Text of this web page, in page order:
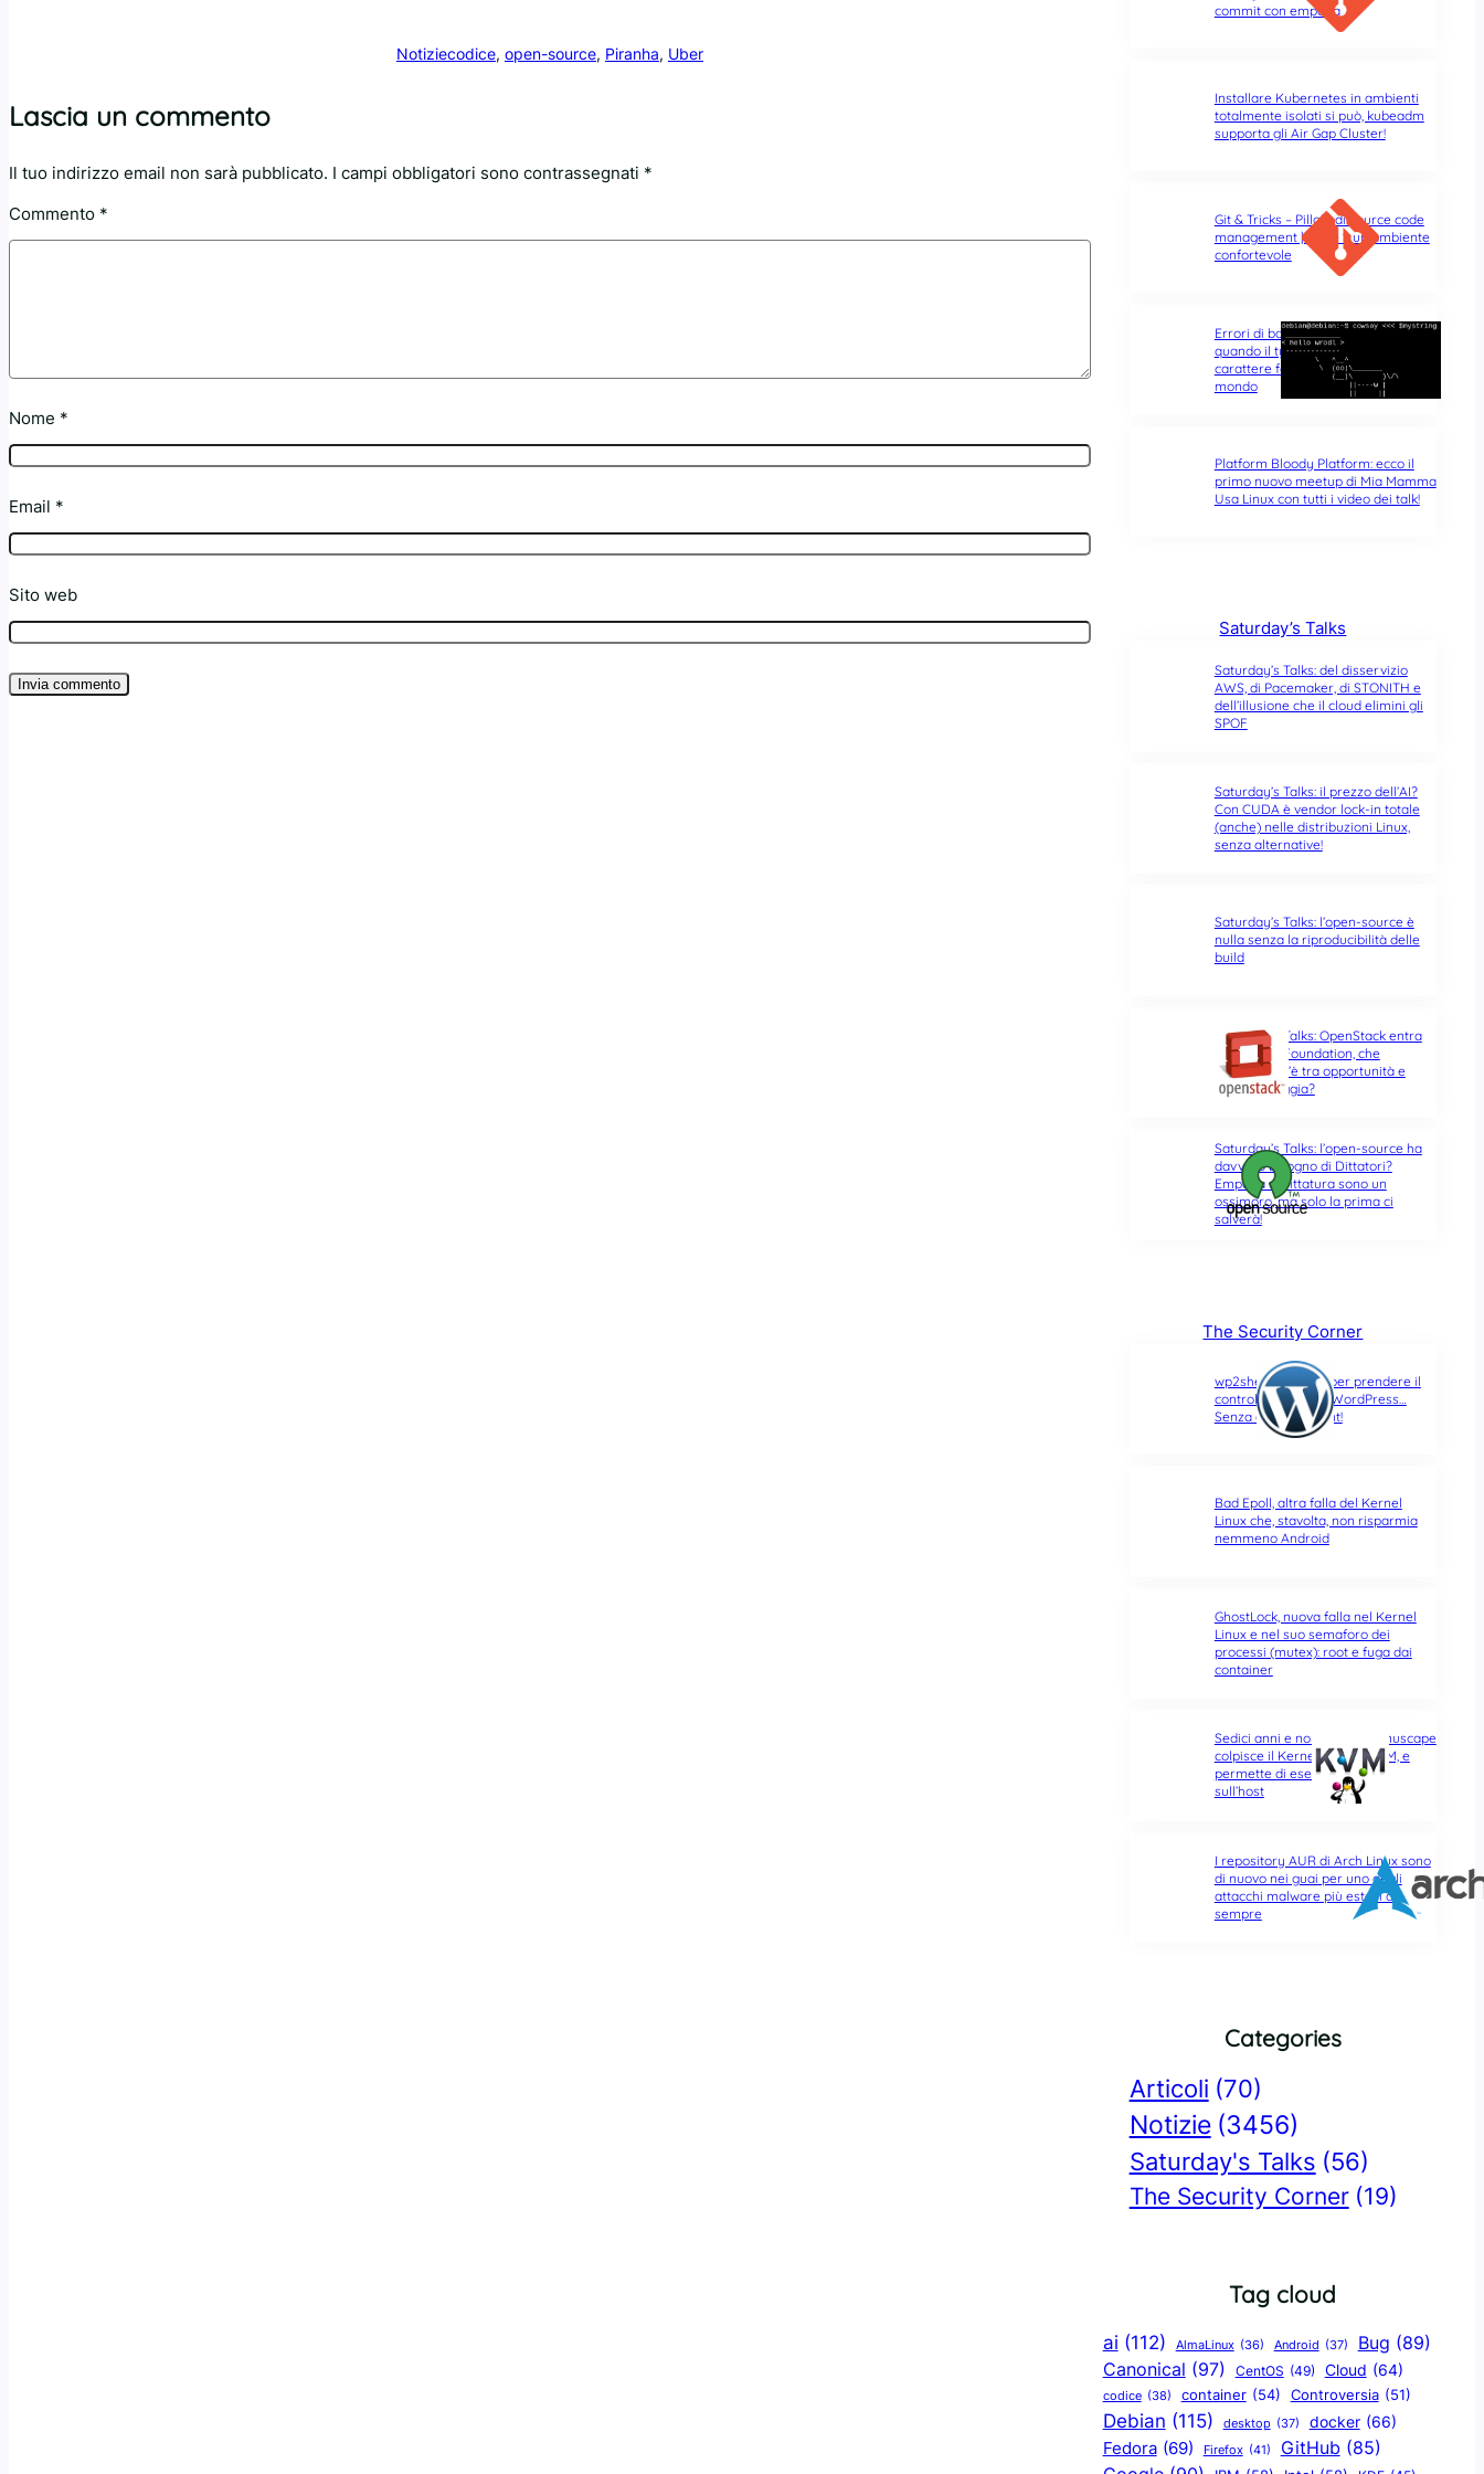
Notiziecodice, open-source, Piranha, Uber
Lascia un commento
Il tuo indirizzo email non sarà pubblicato. I campi obbligatori sono contrassegnati *
Commento *
Nome *
Email *
Sito web
commit con empatia
Installare Kubernetes in ambienti
totalmente isolati si può, kubeadm
supporta gli Air Gap Cluster!
Git & Tricks – Pillole di source code
management | Parte 1: un ambiente
confortevole
Errori di battitura nel terminale:
quando il typo di un singolo
carattere fa tutta la differenza del
mondo
Platform Bloody Platform: ecco il
primo nuovo meetup di Mia Mamma
Usa Linux con tutti i video dei talk!
Saturday’s Talks
Saturday’s Talks: del disservizio
AWS, di Pacemaker, di STONITH e
dell’illusione che il cloud elimini gli
SPOF
Saturday’s Talks: il prezzo dell’AI?
Con CUDA è vendor lock-in totale
(anche) nelle distribuzioni Linux,
senza alternative!
Saturday’s Talks: l’open-source è
nulla senza la riproducibilità delle
build
Saturday’s Talks: OpenStack entra
nella Linux Foundation, che
differenza c’è tra opportunità e
ultima spiaggia?
Saturday’s Talks: l’open-source ha
davvero bisogno di Dittatori?
Empatia e Dittatura sono un
ossimoro, ma solo la prima ci
salverà!
The Security Corner
wp2shell: due CVE per prendere il
controllo di un sito WordPress…
Senza alcun account!
Bad Epoll, altra falla del Kernel
Linux che, stavolta, non risparmia
nemmeno Android
GhostLock, nuova falla nel Kernel
Linux e nel suo semaforo dei
processi (mutex): root e fuga dai
container
Sedici anni e non sentirli: Januscape
colpisce il Kernel Linux e KVM, e
permette di eseguire codice
sull’host
I repository AUR di Arch Linux sono
di nuovo nei guai per uno degli
attacchi malware più estesi di
sempre
Categories
Articoli (70)
Notizie (3456)
Saturday's Talks (56)
The Security Corner (19)
Tag cloud
ai (112) AlmaLinux (36) Android (37) Bug (89)
Canonical (97) CentOS (49) Cloud (64)
codice (38) container (54) Controversia (51)
Debian (115) desktop (37) docker (66)
Fedora (69) Firefox (41) GitHub (85)